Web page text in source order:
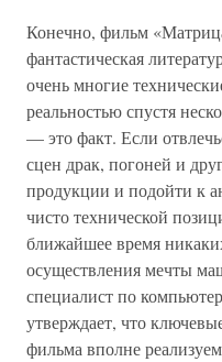
Конечно, фильм
фантастическая
очень многие
реальностью спустя
— это факт. Если
сцен драк, погоней и
продукции и подойти к
чисто технической
ближайшее время
осуществления мечты
специалист по
утверждает, что
фильма вполне